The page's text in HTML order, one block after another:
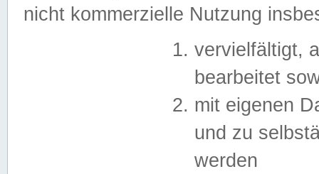
nicht kommerzielle Nutzung
vervielfältigt,
bearbeitet
mit eigenen
und zu
werden